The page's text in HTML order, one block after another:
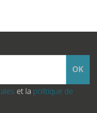
OK
et la politique de